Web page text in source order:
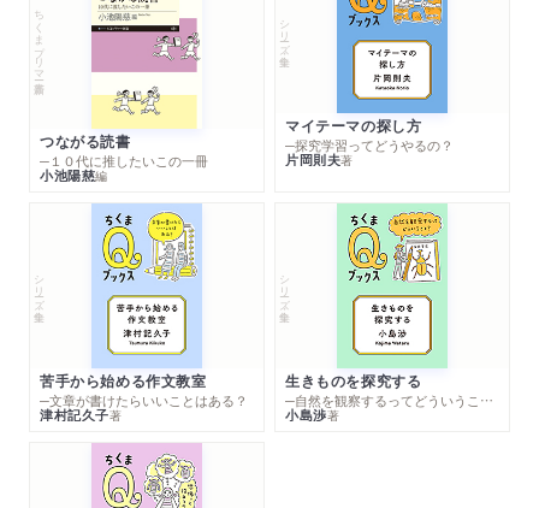
ちくまプリマー新書
つながる読書
─１０代に推したいこの一冊
小池陽慈編
シリーズ・全集
マイテーマの探し方
─探究学習ってどうやるの？
片岡則夫著
シリーズ・全集
苦手から始める作文教室
─文章が書けたらいいことはある？
津村記久子著
シリーズ・全集
生きものを探究する
─自然を観察するってどういうこと？
小島渉著